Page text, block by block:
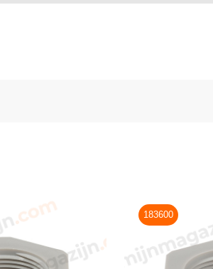
183600